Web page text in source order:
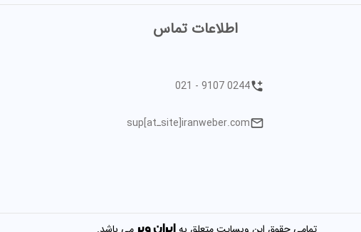
اطلاعات تماس
021 - 9107 0244
sup[atـsite]iranweber.com